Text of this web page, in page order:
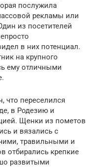
послужила
рекламы или
из посетителей
в них потенциал.
на крупного
ему отличными
что переселился
в Родезию и
Щенки из пометов
и вязались с
травильными и
отбирались крепкие
развитыми